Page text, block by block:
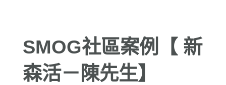
SMOG社區案例【 新
森活－陳先生】